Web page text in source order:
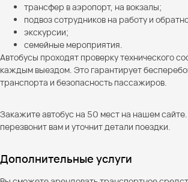
трансфер в аэропорт, на вокзалы;
подвоз сотрудников на работу и
экскурсии;
семейные мероприятия.
Автобусы проходят проверку технического
каждым выездом. Это гарантирует
транспорта и безопасность пассажиров.
Закажите автобус на 50 мест на нашем
перезвонит вам и уточнит детали поездки.
Дополнительные услуги